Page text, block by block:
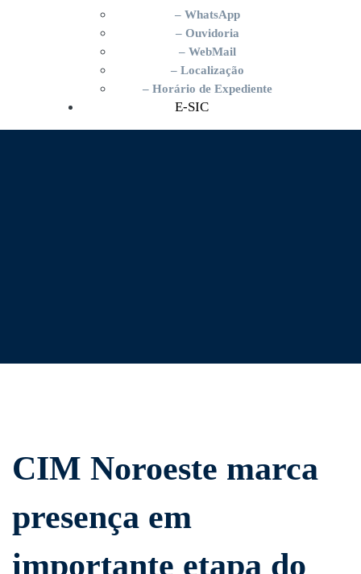
– WhatsApp
– Ouvidoria
– WebMail
– Localização
– Horário de Expediente
E-SIC
CIM
marca
CIM Noroeste marca
presença em
importante etapa do